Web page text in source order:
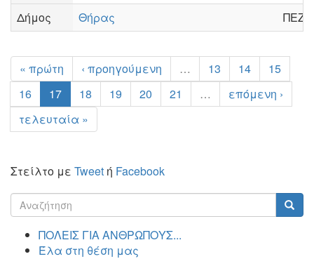
Δήμος
Θήρας ΠΕΖΗ
« πρώτη ‹ προηγούμενη … 13 14
15
16
17 18 19 20 21 …
επόμενη ›
τελευταία »
Στείλτο με Tweet ή Facebook
Φόρμα
αναζήτησης
ΠΟΛΕΙΣ ΓΙΑ ΑΝΘΡΩΠΟΥΣ...
Έλα στη θέση μας